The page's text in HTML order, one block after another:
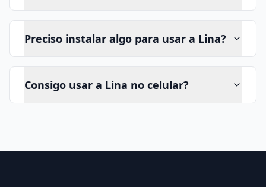
Preciso instalar algo para usar a Lina?
Consigo usar a Lina no celular?